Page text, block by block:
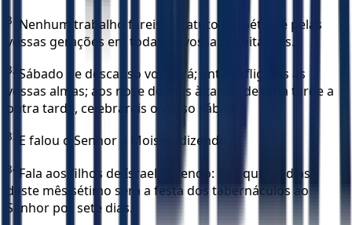
31
Nenhum trabalho fareis; estatuto perpétuo é pelas
vossas gerações em todas as vossas habitações.
32 Sábado de descanso vos será; então afligireis as
vossas almas; aos nove do mês à tarde, de uma tarde a
outra tarde, celebrareis o vosso sábado.
33 E falou o Senhor a Moisés, dizendo:
34 Fala aos filhos de Israel, dizendo: Aos quinze dias
deste mês sétimo será a festa dos tabernáculos ao
Senhor por sete dias.